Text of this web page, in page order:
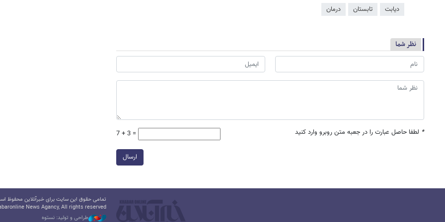
دیابت تابستان درمان
نظر شما
* لطفا حاصل عبارت را در جعبه متن روبرو وارد کنید 7 + 3 =
ارسال
تمامی حقوق این سایت برای خبرآنلاین محفوظ
News Agancy, All rights reserved
طراحی و تولید: نستوه